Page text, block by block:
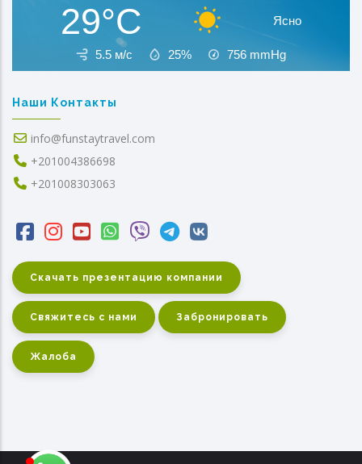
29°C Ясно
5.5 м/с 25% 756 mmHg
Наши Контакты
info@funstaytravel.com
+201004386698
+201008303063
Скачать презентацию компании
Свяжитесь с нами Забронировать
Жалоба